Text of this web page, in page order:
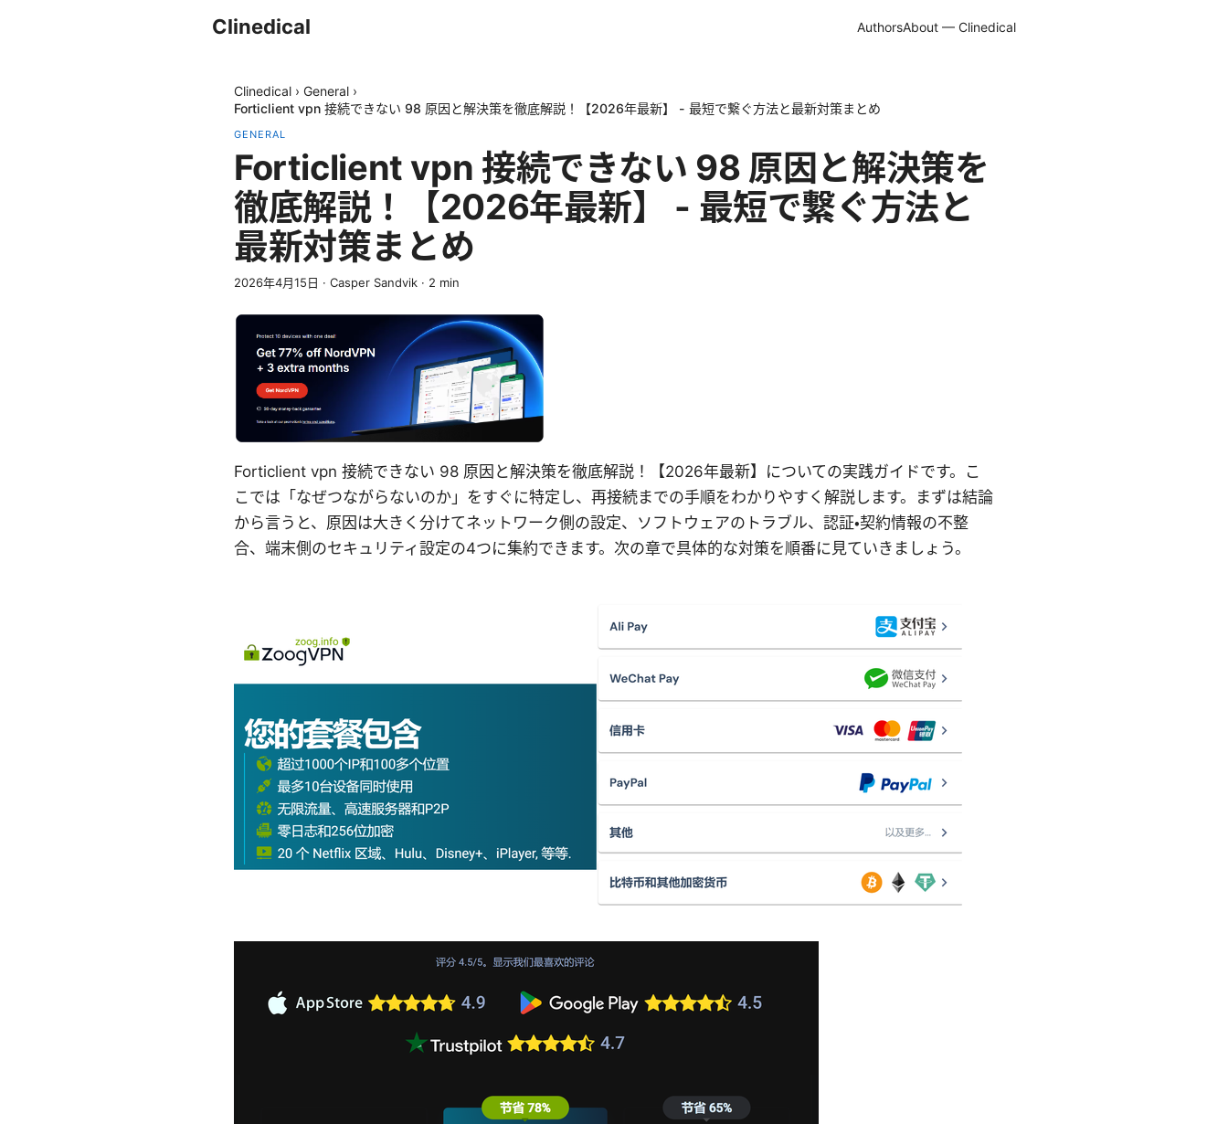
Clinedical AuthorsAbout — Clinedical
Clinedical › General ›
Forticlient vpn 接続できない 98 原因と解決策を徹底解説！【2026年最新】 - 最短で繋ぐ方法と最新対策まとめ
GENERAL
Forticlient vpn 接続できない 98 原因と解決策を
徹底解説！【2026年最新】 - 最短で繋ぐ方法と
最新対策まとめ
2026年4月15日 · Casper Sandvik · 2 min
Forticlient vpn 接続できない 98 原因と解決策を徹底解説！【2026年最新】についての実践ガイドです。こ
こでは「なぜつながらないのか」をすぐに特定し、再接続までの手順をわかりやすく解説します。まずは結論
から言うと、原因は大きく分けてネットワーク側の設定、ソフトウェアのトラブル、認証・契約情報の不整
合、端末側のセキュリティ設定の4つに集約できます。次の章で具体的な対策を順番に見ていきましょう。